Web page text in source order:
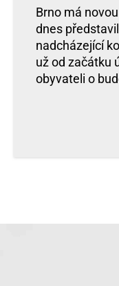
Brno má
dnes
nadcházející
už od začátku
obyvateli o